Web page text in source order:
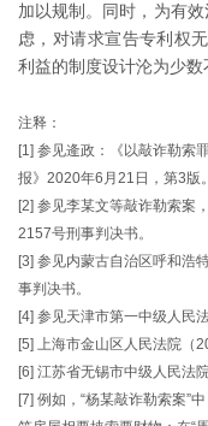
加以规制。同时，为有
虑，对请求宣告专利权
利益的制度设计沦为少数
注释：
[1] 参见逄政：《以敲诈勒索
报》2020年6月21日，第3版。
[2] 参见李某文等敲诈勒索案
2157号刑事判决书。
[3] 参见内蒙古自治区呼和浩
事判决书。
[4] 参见天津市第一中级人民
[5] 上海市金山区人民法院（
[6] 江苏省无锡市中级人民法
[7] 例如，“杨某敲诈勒索案”